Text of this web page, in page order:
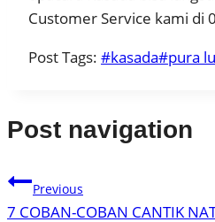
Customer Service kami di
Post Tags: #kasada#pura
Post navigation
Previous
7 COBAN-COBAN CANTIK